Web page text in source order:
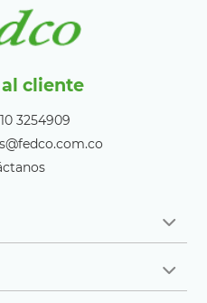
cliente
3254909